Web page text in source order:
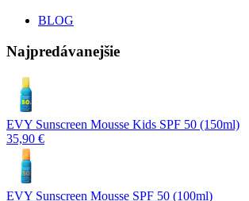
BLOG
Najpredávanejšie
EVY Sunscreen Mousse Kids SPF 50 (150ml)
35,90 €
EVY Sunscreen Mousse SPF 50 (100ml)